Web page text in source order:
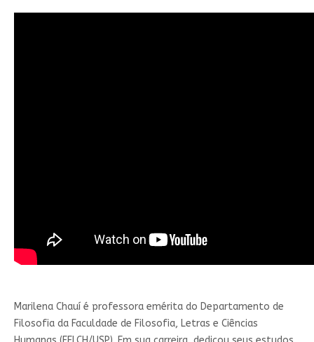
Marilena Chauí é professora emérita do Departamento de
Filosofia da Faculdade de Filosofia, Letras e Ciências